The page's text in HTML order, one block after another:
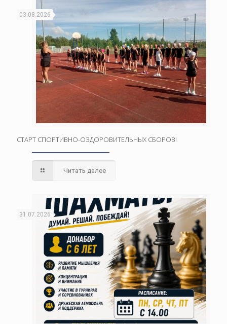
03.08.2026
СТАРТ СПОРТИВНО-ОЗДОРОВИТЕЛЬНЫХ СБОРОВ!
Читать далее
31.07.2026